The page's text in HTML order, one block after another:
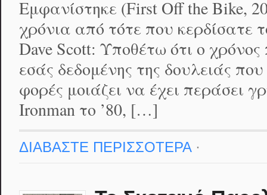
Εμφανίστηκε (First Off the Bike,
χρόνια από τότε που κερδίσατε
Dave Scott: Υποθέτω ότι ο χρόνος
εσάς δεδομένης της δουλειάς
φορές μοιάζει να έχει περάσει
Ironman το ’80, […]
ΔΙΑΒΑΣΤΕ ΠΕΡΙΣΣΟΤΕΡΑ·